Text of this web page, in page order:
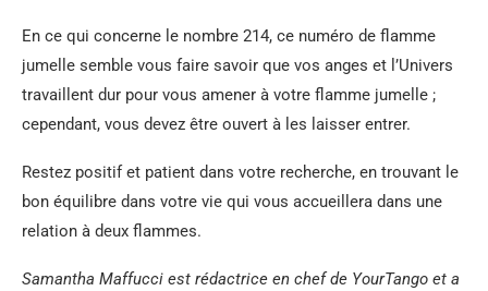
En ce qui concerne le nombre 214, ce numéro de flamme
jumelle semble vous faire savoir que vos anges et l’Univers
travaillent dur pour vous amener à votre flamme jumelle ;
cependant, vous devez être ouvert à les laisser entrer.
Restez positif et patient dans votre recherche, en trouvant le
bon équilibre dans votre vie qui vous accueillera dans une
relation à deux flammes.
Samantha Maffucci est rédactrice en chef de YourTango et a